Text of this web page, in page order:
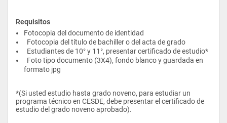
Requisitos
Fotocopia del documento de identidad
  Fotocopia del título de bachiller o del acta de grado
  Estudiantes de 10° y 11°, presentar certificado de estudio*
formato jpg
*(Si usted estudio hasta grado noveno, para estudiar un
programa técnico en CESDE, debe presentar el certificado de
estudio del grado noveno aprobado).